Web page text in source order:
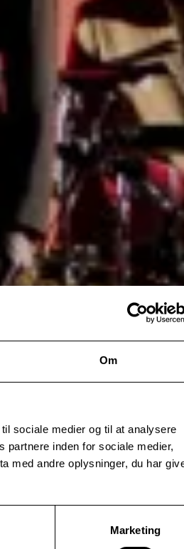
Om
sociale medier og til at analysere
partnere inden for sociale medier,
med andre oplysninger, du har
Marketing